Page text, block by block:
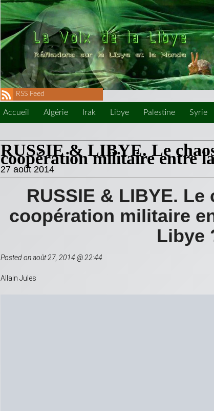
RSS Feed
Accueil Algérie Irak Libye Palestine Syrie
RUSSIE & LIBYE. Le
coopération militaire entre
27 août 2014
RUSSIE & LIBYE.
coopération militaire
Libye
Posted on août 27, 2014 @ 22:44
Allain Jules